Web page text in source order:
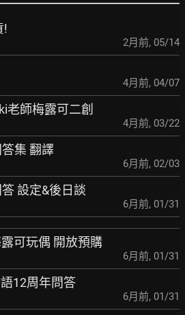
!
2月前, 05/14
4月前, 04/07
老師梅露可二創
4月前, 03/22
集 翻譯
6月前, 02/03
設定&後日談
6月前, 01/31
可玩偶 開放預購
6月前, 01/31
12周年問答
6月前, 01/31